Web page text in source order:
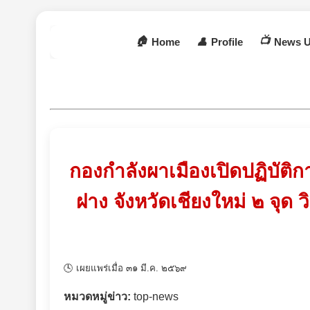
🏠 Home 👤 Profile 📺 News
กองกำลังผาเมืองเปิดปฏิบัติ
ฝาง จังหวัดเชียงใหม่ ๒ จุ
🕓 เผยแพร่เมื่อ ๓๑ มี.ค. ๒๕๖๙
หมวดหมู่ข่าว: top-news